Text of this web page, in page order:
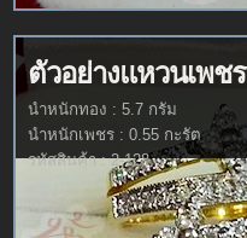
ตัวอย่างแหวนเพชร
นำหนักทอง : 5.7 กรัม
นำหนักเพชร : 0.55 กะรัต
รหัสสินค้า : 2-128